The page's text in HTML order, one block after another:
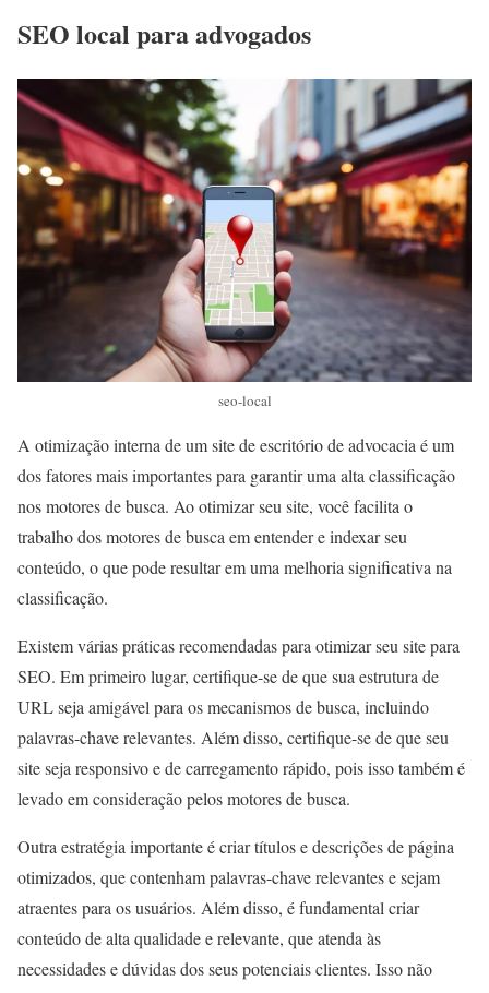
SEO local para advogados
seo-local
A otimização interna de um site de escritório de advocacia é um
dos fatores mais importantes para garantir uma alta classificação
nos motores de busca. Ao otimizar seu site, você facilita o
trabalho dos motores de busca em entender e indexar seu
conteúdo, o que pode resultar em uma melhoria significativa na
classificação.
Existem várias práticas recomendadas para otimizar seu site para
SEO. Em primeiro lugar, certifique-se de que sua estrutura de
URL seja amigável para os mecanismos de busca, incluindo
palavras-chave relevantes. Além disso, certifique-se de que seu
site seja responsivo e de carregamento rápido, pois isso também é
levado em consideração pelos motores de busca.
Outra estratégia importante é criar títulos e descrições de página
otimizados, que contenham palavras-chave relevantes e sejam
atraentes para os usuários. Além disso, é fundamental criar
conteúdo de alta qualidade e relevante, que atenda às
necessidades e dúvidas dos seus potenciais clientes. Isso não